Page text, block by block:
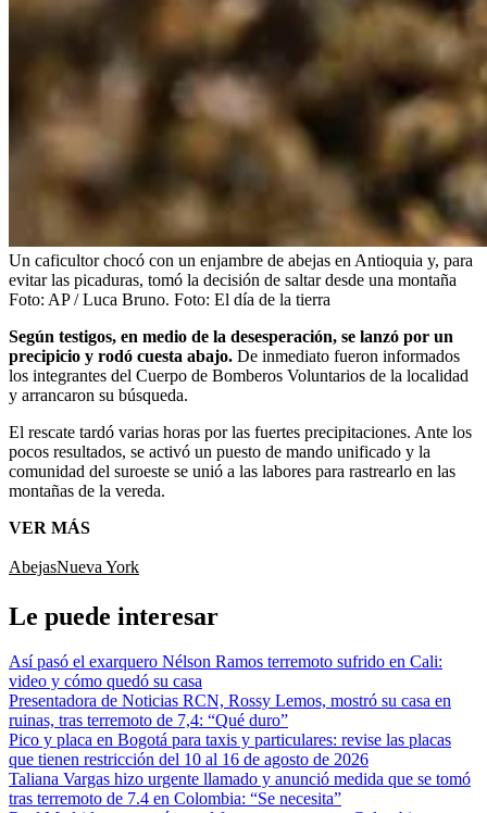
Un caficultor chocó con un enjambre de abejas en Antioquia y, para
evitar las picaduras, tomó la decisión de saltar desde una montaña
Foto: AP / Luca Bruno. Foto: El día de la tierra
Según testigos, en medio de la desesperación, se lanzó por un
precipicio y rodó cuesta abajo. De inmediato fueron informados
los integrantes del Cuerpo de Bomberos Voluntarios de la localidad
y arrancaron su búsqueda.
El rescate tardó varias horas por las fuertes precipitaciones. Ante los
pocos resultados, se activó un puesto de mando unificado y la
comunidad del suroeste se unió a las labores para rastrearlo en las
montañas de la vereda.
VER MÁS
AbejasNueva York
Le puede interesar
Así pasó el exarquero Nélson Ramos terremoto sufrido en Cali:
video y cómo quedó su casa
Presentadora de Noticias RCN, Rossy Lemos, mostró su casa en
ruinas, tras terremoto de 7,4: “Qué duro”
Pico y placa en Bogotá para taxis y particulares: revise las placas
que tienen restricción del 10 al 16 de agosto de 2026
Taliana Vargas hizo urgente llamado y anunció medida que se tomó
tras terremoto de 7.4 en Colombia: “Se necesita”